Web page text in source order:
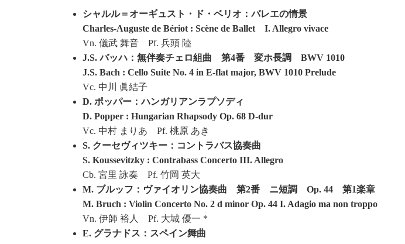
シャルル＝オーギュスト・ド・ベリオ：バレエの情景
Charles-Auguste de Bériot : Scène de Ballet I. Allegro vivace
Vn. 儀武 舞音 Pf. 兵頭 陸
J.S. バッハ：無伴奏チェロ組曲 第4番 変ホ長調 BWV 1010
J.S. Bach : Cello Suite No. 4 in E-flat major, BWV 1010 Prelude
Vc. 中川 眞結子
D. ポッパー：ハンガリアンラプソディ
D. Popper : Hungarian Rhapsody Op. 68 D-dur
Vc. 中村 まりあ Pf. 桃原 あき
S. クーセヴィツキー：コントラバス協奏曲
S. Koussevitzky : Contrabass Concerto III. Allegro
Cb. 宮里 詠奏 Pf. 竹岡 英大
M. ブルッフ：ヴァイオリン協奏曲 第2番 ニ短調 Op. 44 第1楽章
M. Bruch : Violin Concerto No. 2 d minor Op. 44 I. Adagio ma non troppo
Vn. 伊師 裕人 Pf. 大城 優一 *
E. グラナドス：スペイン舞曲